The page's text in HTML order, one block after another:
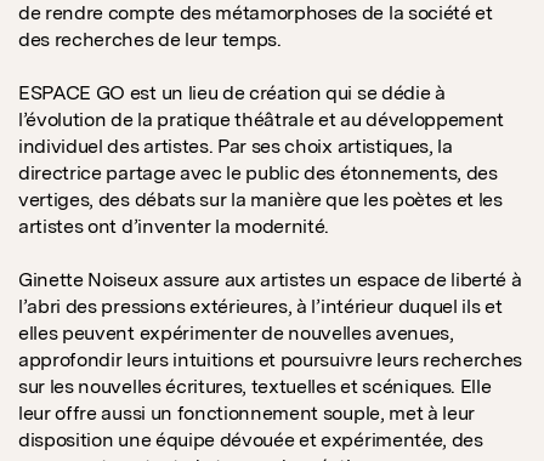
de rendre compte des métamorphoses de la société et
des recherches de leur temps.
ESPACE GO est un lieu de création qui se dédie à
l’évolution de la pratique théâtrale et au développement
individuel des artistes. Par ses choix artistiques, la
directrice partage avec le public des étonnements, des
vertiges, des débats sur la manière que les poètes et les
artistes ont d’inventer la modernité.
Ginette Noiseux assure aux artistes un espace de liberté à
l’abri des pressions extérieures, à l’intérieur duquel ils et
elles peuvent expérimenter de nouvelles avenues,
approfondir leurs intuitions et poursuivre leurs recherches
sur les nouvelles écritures, textuelles et scéniques. Elle
leur offre aussi un fonctionnement souple, met à leur
disposition une équipe dévouée et expérimentée, des